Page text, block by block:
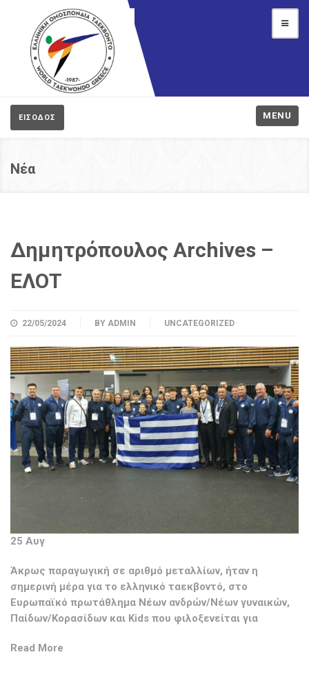
ΕΙΣΟΔΟΣ MENU
Νέα
Δημητρόπουλος Archives –
ΕΛΟΤ
22/05/2024 BY ADMIN UNCATEGORIZED
25 Αυγ
Άκρως παραγωγική σε αριθμό μεταλλίων, ήταν η
σημερινή μέρα για το ελληνικό ταεκβοντό, στο
Ευρωπαϊκό πρωτάθλημα Νέων ανδρών/Νέων γυναικών,
Παίδων/Κορασίδων και Kids που φιλοξενείται για
Read More